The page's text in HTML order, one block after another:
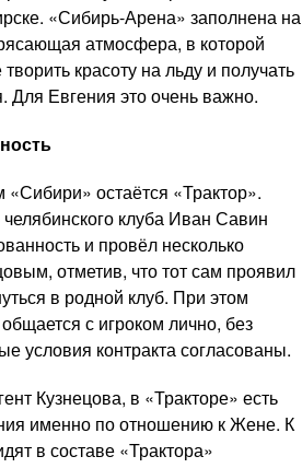
«Сибирь-Арена» заполнена на
атмосфера, в которой
красоту на льду и получать
Для Евгения это очень важно.
остаётся «Трактор».
клуба Иван Савин
и провёл несколько
отметив, что тот сам проявил
в родной клуб. При этом
с игроком лично, без
условия контракта согласованы.
Кузнецова, в «Тракторе» есть
именно по отношению к Жене. К
в составе «Трактора»